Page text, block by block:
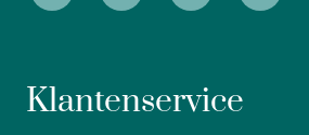
Klantenservice